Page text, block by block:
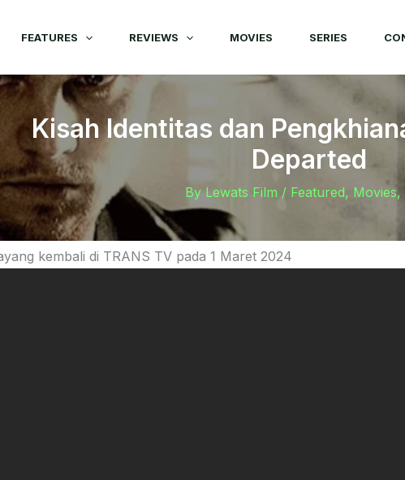
FEATURES REVIEWS MOVIES SERIES
Kisah Identitas dan
Departed
By Lewats Film / Featured, Movies,
kembali di TRANS TV pada 1 Maret 2024